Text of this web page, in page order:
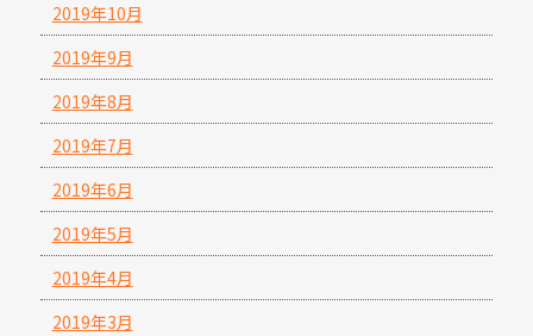
2019年10月
2019年9月
2019年8月
2019年7月
2019年6月
2019年5月
2019年4月
2019年3月